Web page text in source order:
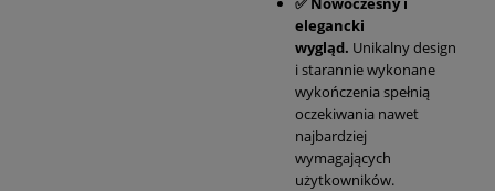
elegancki
wygląd. Unikalny design
i starannie wykonane
wykończenia spełnią
oczekiwania nawet
najbardziej
wymagających
użytkowników.